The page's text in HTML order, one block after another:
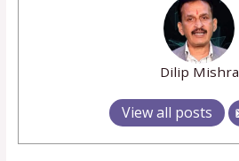
Dilip Mishra
View all posts